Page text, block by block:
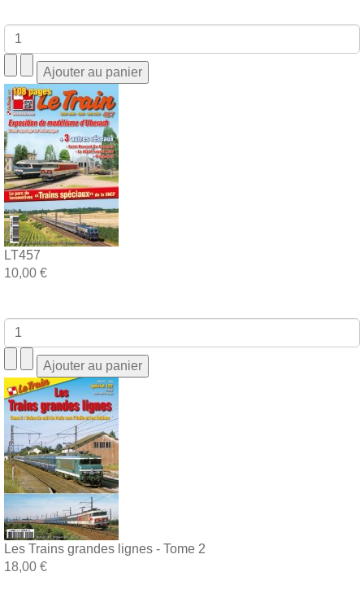
LT457
10,00 €
Les Trains grandes lignes - Tome 2
18,00 €